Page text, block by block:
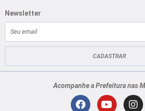
Newsletter
mail
CADASTRAR
Acompanhe a Prefeitura nas